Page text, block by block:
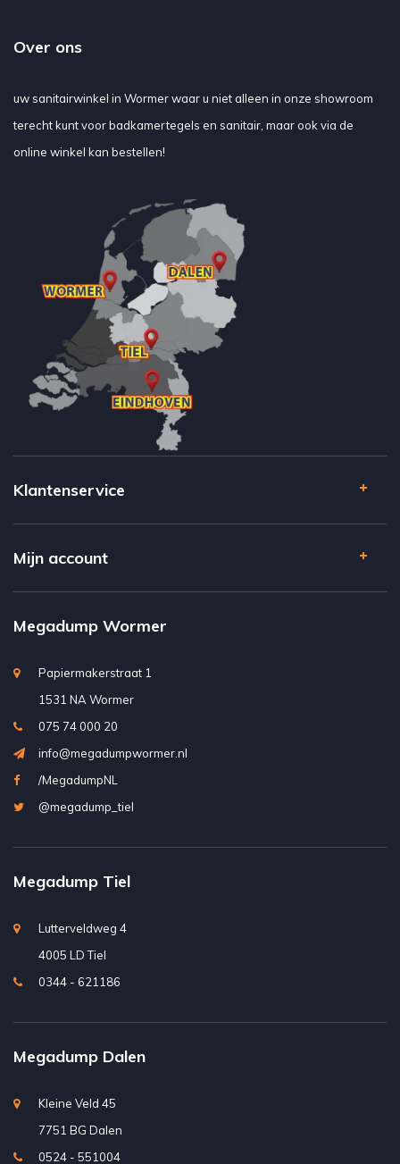
Over ons
uw sanitairwinkel in Wormer waar u niet alleen in onze showroom
terecht kunt voor badkamertegels en sanitair, maar ook via de
online winkel kan bestellen!
Klantenservice
Mijn account
Megadump Wormer
Papiermakerstraat 1
1531 NA Wormer
075 74 000 20
info@megadumpwormer.nl
/MegadumpNL
@megadump_tiel
Megadump Tiel
Lutterveldweg 4
4005 LD Tiel
0344 - 621186
Megadump Dalen
Kleine Veld 45
7751 BG Dalen
0524 - 551004